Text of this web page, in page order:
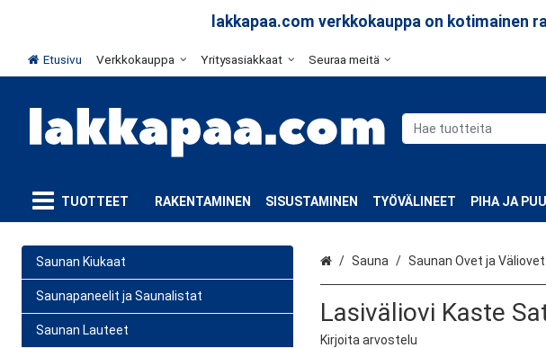
lakkapaa.com verkkokauppa on kotimainen
Etusivu Verkkokauppa Yritysasiakkaat Seuraa meitä
TUOTTEET RAKENTAMINEN SISUSTAMINEN TYÖVÄLINEET PIHA JA
Saunan Kiukaat
Saunapaneelit ja Saunalistat
Saunan Lauteet
Etusivu
Sauna Saunan Ovet ja Väliovet
Lasiväliovi Kaste
Kirjoita arvostelu